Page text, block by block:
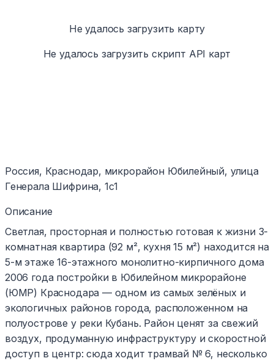
Не удалось загрузить карту
Не удалось загрузить скрипт API карт
Россия, Краснодар, микрорайон Юбилейный, улица
Генерала Шифрина, 1с1
Описание
Светлая, просторная и полностью готовая к жизни 3-
комнатная квартира (92 м², кухня 15 м²) находится на
5-м этаже 16-этажного монолитно-кирпичного дома
2006 года постройки в Юбилейном микрорайоне
(ЮМР) Краснодара — одном из самых зелёных и
экологичных районов города, расположенном на
полуострове у реки Кубань. Район ценят за свежий
воздух, продуманную инфраструктуру и скоростной
доступ в центр: сюда ходит трамвай № 6, несколько